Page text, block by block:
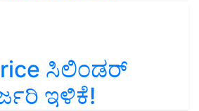
ಸಿಲಿಂಡರ್‌
ಇಳಿಕೆ!